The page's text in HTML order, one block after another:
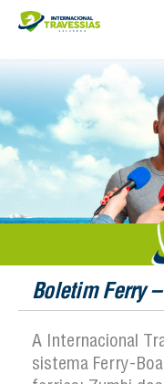
Boletim Ferry
A Internacional
sistema Ferry-